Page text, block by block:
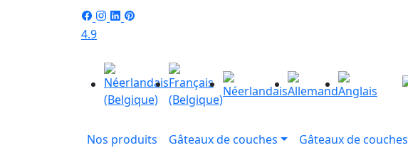
4.9
Nos produits Gâteaux de couches Gâteaux de